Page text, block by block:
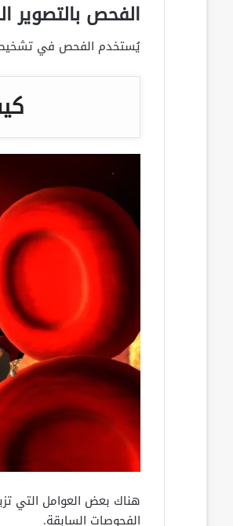
الفحص
يُستخدم الفحص في تشخيص
هناك بعض العوامل التي
الفحوصات السابقة.